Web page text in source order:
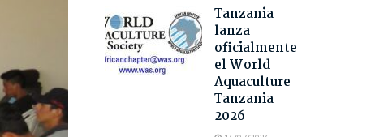
Tanzania
lanza
oficialmente
el World
Aquaculture
Tanzania
2026